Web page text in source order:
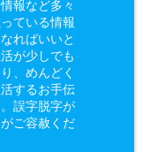
報など多々
ている情報
ればいいと
が少しでも
、めんどく
するお手伝
誤字脱字が
ご容赦くだ